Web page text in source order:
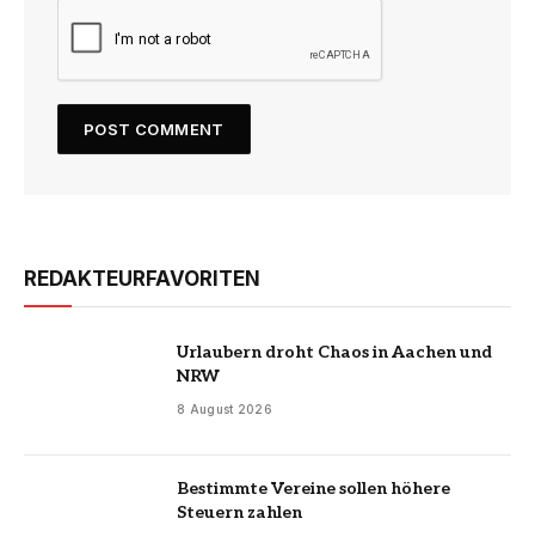
REDAKTEURFAVORITEN
Urlaubern droht Chaos in Aachen und
NRW
8 August 2026
Bestimmte Vereine sollen höhere
Steuern zahlen